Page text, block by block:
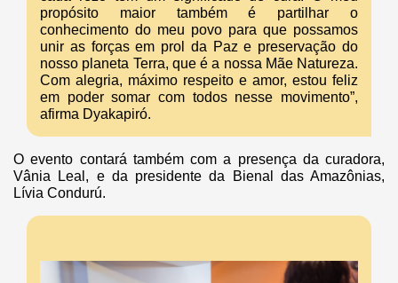
propósito maior também é partilhar o
conhecimento do meu povo para que possamos
unir as forças em prol da Paz e preservação do
nosso planeta Terra, que é a nossa Mãe Natureza.
Com alegria, máximo respeito e amor, estou feliz
em poder somar com todos nesse movimento”,
afirma Dyakapiró.
O evento contará também com a presença da curadora,
Vânia Leal, e da presidente da Bienal das Amazônias,
Lívia Condurú.